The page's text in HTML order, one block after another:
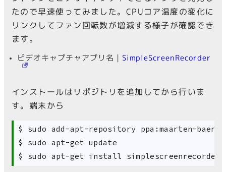
たので早速使ってみました。CPUコア温度の変化に
リンクしてファン回転数が増減する様子が確認でき
ます。
ビデオキャプチャアプリ名 | SimpleScreenRecorder
インストールはリポジトリを追加してから行いま
す。端末から
$ sudo add-apt-repository ppa:maarten-baert/
$ sudo apt-get update